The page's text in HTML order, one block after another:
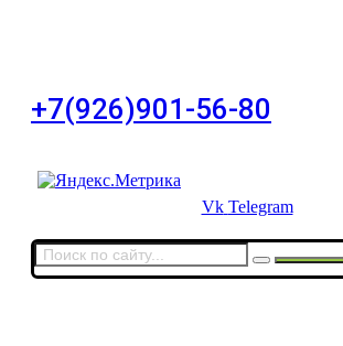
+7(926)901-56-80
Vk Telegram